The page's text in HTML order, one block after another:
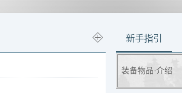
新手指引
装备物品·介绍